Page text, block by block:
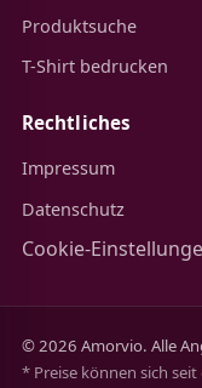
Produktsuche
T-Shirt bedrucken
Rechtliches
Impressum
Datenschutz
Cookie-
© 2026 Amorvio. Alle
* Preise können sich